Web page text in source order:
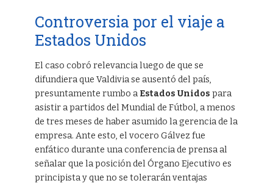
Controversia por el viaje a
Estados Unidos
El caso cobró relevancia luego de que se
difundiera que Valdivia se ausentó del país,
presuntamente rumbo a Estados Unidos para
asistir a partidos del Mundial de Fútbol, a menos
de tres meses de haber asumido la gerencia de la
empresa. Ante esto, el vocero Gálvez fue
enfático durante una conferencia de prensa al
señalar que la posición del Órgano Ejecutivo es
principista y que no se tolerarán ventajas